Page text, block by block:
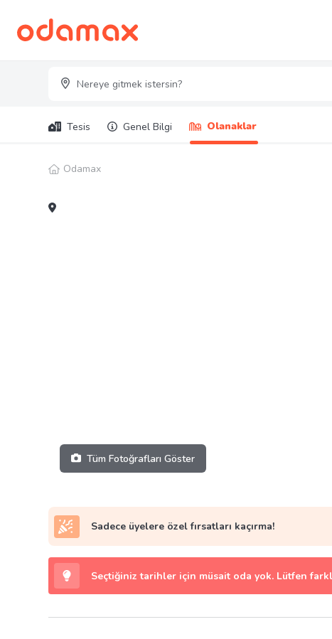
Tesis Genel Bilgi Olanaklar
Odamax
Tüm Fotoğrafları Göster
Sadece üyelere özel fırsatları kaçırma!
Seçtiğiniz tarihler için müsait oda yok. Lütfen